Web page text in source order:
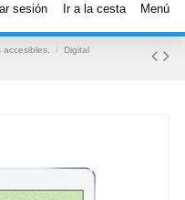
sesión Ir a la cesta Menú
Digital